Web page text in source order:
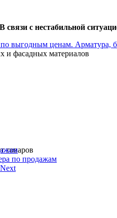
с нестабильной
и фасадных материалов
товаров
по продажам